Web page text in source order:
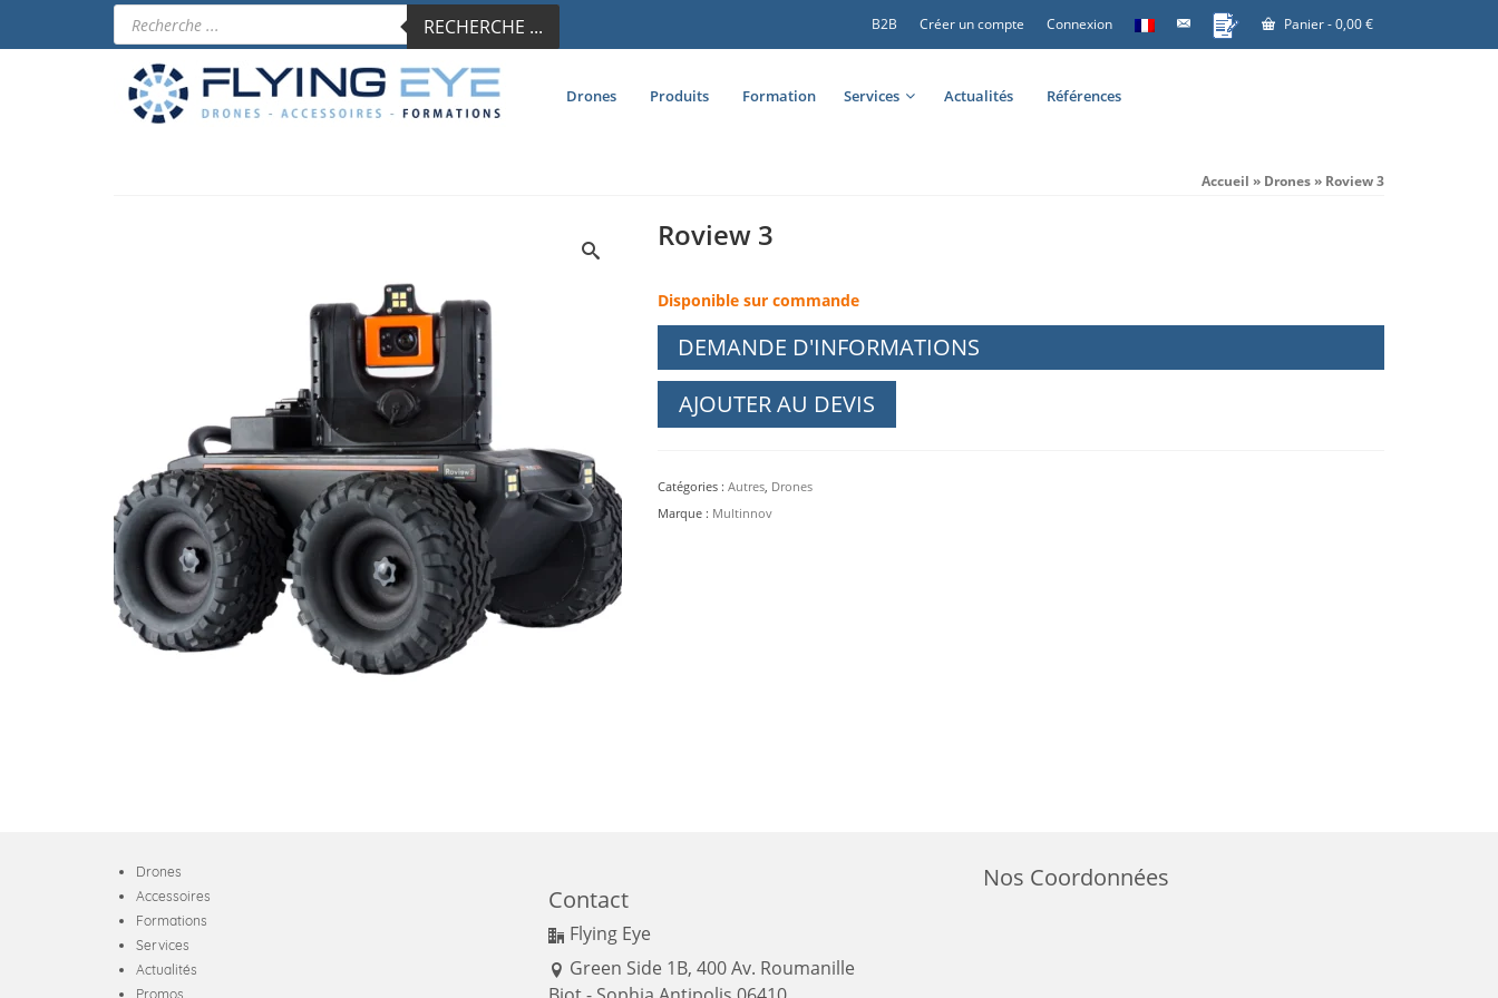
B2B Créer un compte Connexion Panier-0,00€
Recherche
de
produits
RECHERCHE ...
Drones Produits Formation Services Actualités Références
Accueil » Drones» Roview 3
Roview 3
Disponible sur commande
DEMANDE D'INFORMATIONS
AJOUTER AU DEVIS
Catégories : Autres, Drones
Marque : Multinnov
Drones
Accessoires
Formations
Services
Actualités
Promos
Contact
Flying Eye
Green Side 1B, 400 Av. Roumanille
Nos Coordonnées